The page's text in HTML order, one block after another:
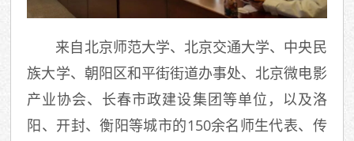
来自北京师范大学、北京交通大学、中央民
族大学、朝阳区和平街街道办事处、北京微电影
产业协会、长春市政建设集团等单位，以及洛
阳、开封、衡阳等城市的150余名师生代表、传